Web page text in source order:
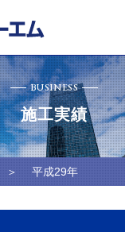
BUSINESS
施工実績
＞ 平成29年